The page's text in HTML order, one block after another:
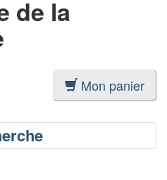
de la
Mon panier